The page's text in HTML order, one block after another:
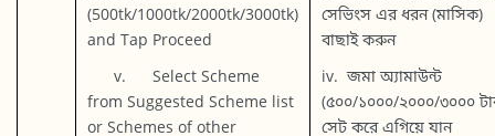
(500tk/1000tk/2000tk/3000tk)
and Tap Proceed
v. Select Scheme
from Suggested Scheme list
or Schemes of other
সেভিংস এর ধরন (মাসিক)
বাছাই করুন
iv. জমা অ্যামাউন্ট
(৫০০/১০০০/২০০০/৩০০০
সেট করে এগিয়ে যান